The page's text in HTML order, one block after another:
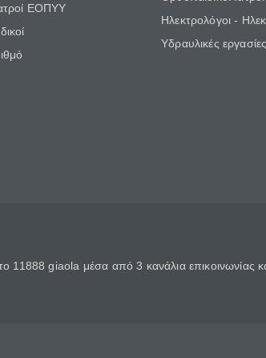
ΕΟΠΥΥ
Ηλεκτρολόγοι -
Υδραυλικές
11888 giaola μέσα από 3 κανάλια επικοινωνίας